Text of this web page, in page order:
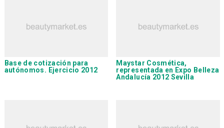
Base de cotización para
autónomos. Ejercicio 2012
Maystar Cosmética,
representada en Expo Belleza
Andalucía 2012 Sevilla